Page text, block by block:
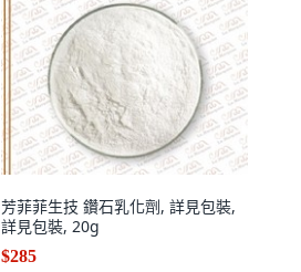
芳菲菲生技 鑽石乳化劑, 詳見包裝,
詳見包裝, 20g
$285